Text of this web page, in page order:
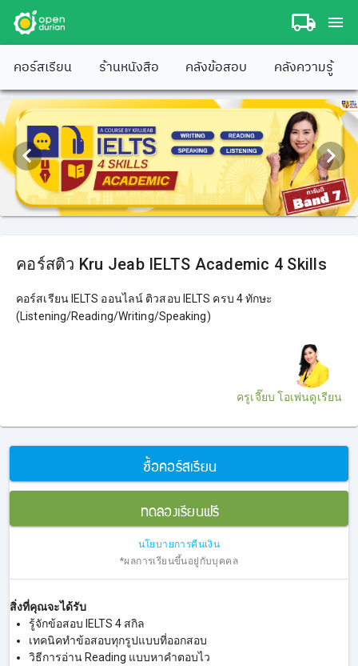
คอร์สเรียน ร้านหนังสือ คลังข้อสอบ คลังความรู้
คอร์สติว Kru Jeab IELTS Academic 4 Skills
คอร์สเรียน IELTS ออนไลน์ ติวสอบ IELTS ครบ 4 ทักษะ
(Listening/Reading/Writing/Speaking)
ครูเจี๊ยบ โอเพ่นดูเรียน
ซื้อคอร์สเรียน
ทดลองเรียนฟรี
นโยบายการคืนเงิน
*ผลการเรียนขึ้นอยู่กับบุคคล
สิ่งที่คุณจะได้รับ
รู้จักข้อสอบ IELTS 4 สกิล
เทคนิคทำข้อสอบทุกรูปแบบที่ออกสอบ
วิธีการอ่าน Reading แบบหาคำตอบไว